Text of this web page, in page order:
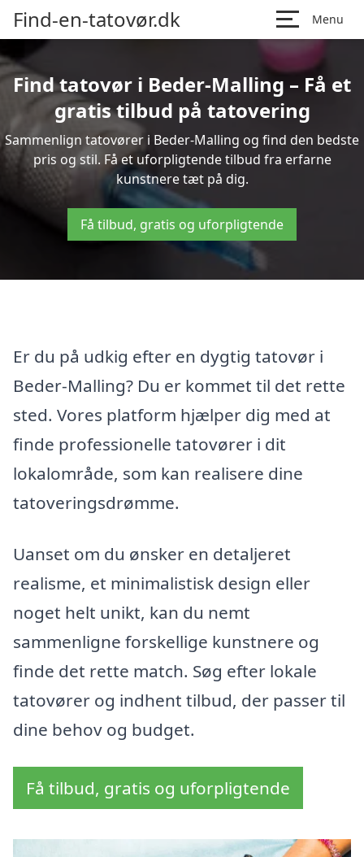
Find-en-tatovør.dk Menu
Find tatovør i Beder-Malling – Få et
gratis tilbud på tatovering
Sammenlign tatovører i Beder-Malling og find den bedste
pris og stil. Få et uforpligtende tilbud fra erfarne
kunstnere tæt på dig.
Få tilbud, gratis og uforpligtende
Er du på udkig efter en dygtig tatovør i
Beder-Malling? Du er kommet til det rette
sted. Vores platform hjælper dig med at
finde professionelle tatovører i dit
lokalområde, som kan realisere dine
tatoveringsdrømme.
Uanset om du ønsker en detaljeret
realisme, et minimalistisk design eller
noget helt unikt, kan du nemt
sammenligne forskellige kunstnere og
finde det rette match. Søg efter lokale
tatovører og indhent tilbud, der passer til
dine behov og budget.
Få tilbud, gratis og uforpligtende